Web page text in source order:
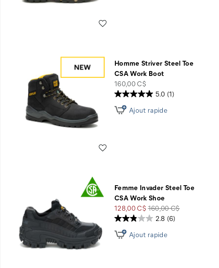
Homme Striver Steel Toe
CSA Work Boot
price
160,00 C$
5.0 (1)
Ajout rapide
Femme Invader Steel Toe
CSA Work Shoe
Prix
soldé
128,00 C$Prix
de
160,00 C$
2.8 (6)
Ajout rapide